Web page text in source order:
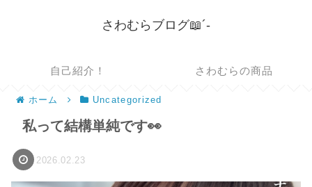
さわむらブログ📖´-
自己紹介！ さわむらの商品
ホーム Uncategorized
私って結構単純です👀
2026.02.23